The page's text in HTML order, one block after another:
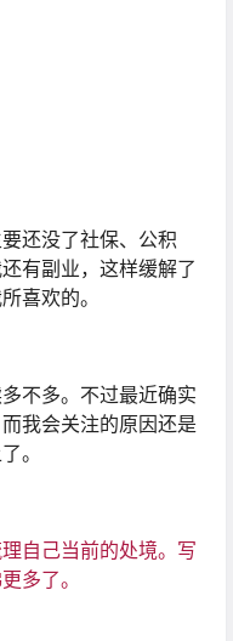
还没了社保、公积
有副业，这样缓解了
喜欢的。
不多。不过最近确实
我会关注的原因还是
。
自己当前的处境。写
多了。